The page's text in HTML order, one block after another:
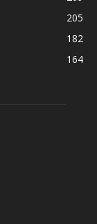
205
182
164